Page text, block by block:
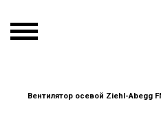
Вентилятор осевой Ziehl-Abegg